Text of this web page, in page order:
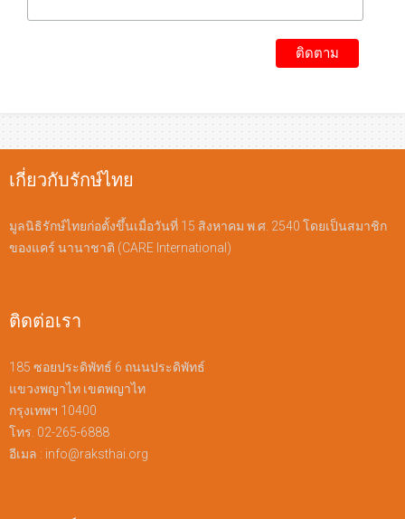
เกี่ยวกับรักษ์ไทย
มูลนิธิรักษ์ไทยก่อตั้งขึ้นเมื่อวันที่ 15 สิงหาคม พ.ศ. 2540 โดยเป็นสมาชิก
ของแคร์ นานาชาติ (CARE International)
ติดต่อเรา
185 ซอยประดิพัทธ์ 6 ถนนประดิพัทธ์
แขวงพญาไท เขตพญาไท
กรุงเทพฯ 10400
โทร. 02-265-6888
อีเมล : info@raksthai.org